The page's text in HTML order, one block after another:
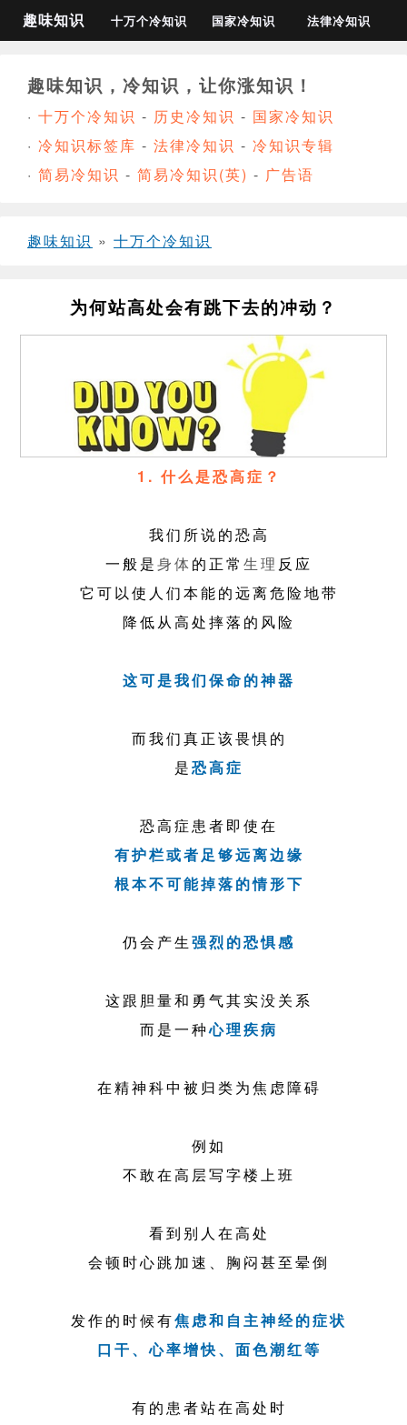
趣味知识 十万个冷知识 国家冷知识 法律冷知识
趣味知识，冷知识，让你涨知识！
· 十万个冷知识 - 历史冷知识 - 国家冷知识
· 冷知识标签库 - 法律冷知识 - 冷知识专辑
· 简易冷知识 - 简易冷知识(英) - 广告语
趣味知识 » 十万个冷知识
为何站高处会有跳下去的冲动？
1. 什么是恐高症？
我们所说的恐高
一般是身体的正常生理 反应
它可以使人们本能的远离危险地带
降低从高处摔落的风险
这可是我们保命的神器
而我们真正该畏惧的
是恐高症
恐高症患者即使在
有护栏或者足够远离边缘
根本不可能掉落的情形下
仍会产生强烈的恐惧感
这跟胆量和勇气其实没关系
而是一种心理疾病
在精神科中被归类为焦虑障碍
例如
不敢在高层写字楼上班
看到别人在高处
会顿时心跳加速、胸闷甚至晕倒
发作的时候有焦虑和自主神经的症状
口干、心率增快、面色潮红等
有的患者站在高处时